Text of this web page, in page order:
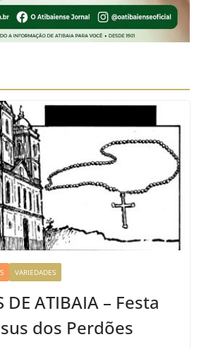
VARIEDADES
DE ATIBAIA – Festa
dos Perdões